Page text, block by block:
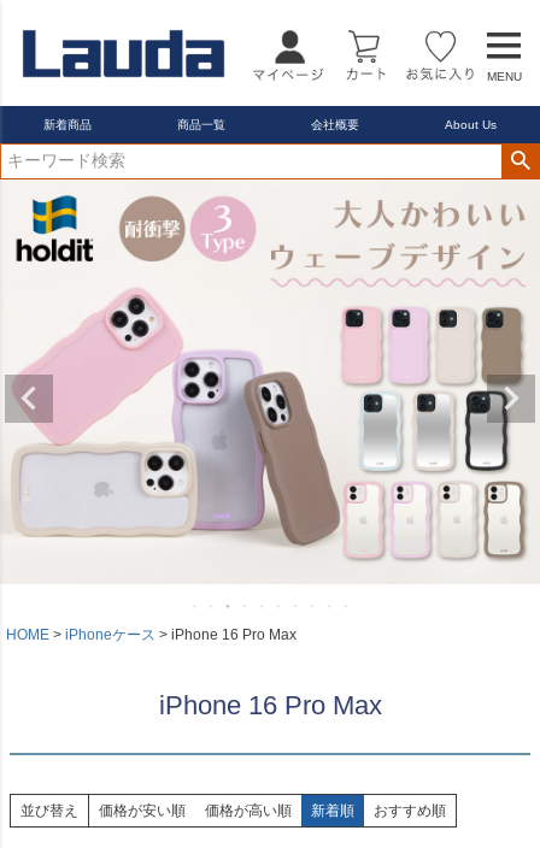
MENU
新着商品 商品一覧 会社概要 About Us
HOME iPhoneケース iPhone 16 Pro Max
iPhone 16 Pro Max
並び替え 価格が安い順 価格が高い順 新着順 おすすめ順